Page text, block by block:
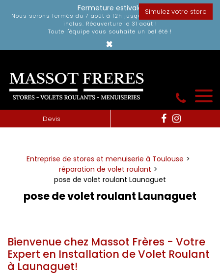
Fermeture estivale
Nous serons fermés du 7 août à 12h jusqu'au dimanche 30 août
inclus. Réouverture le 31 août !
Toute l'équipe vous souhaite un bel été !
×
Simulez votre store
Devis
Entreprise de stores et menuiserie à Toulouse
réparation de volet roulant
pose de volet roulant Launaguet
pose de volet roulant Launaguet
Bienvenue chez Massot Frères - Votre
Expert en Installation deVolet Roulant
à Launaguet!
Panneau de gestion des cookies